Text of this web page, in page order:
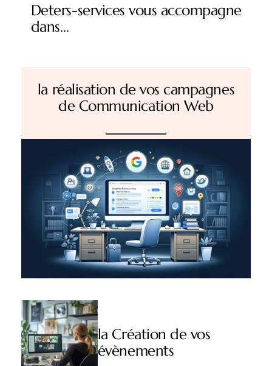
Deters-services vous accompagne
dans…
la réalisation de vos campagnes
de Communication Web
la Création de vos
évènements